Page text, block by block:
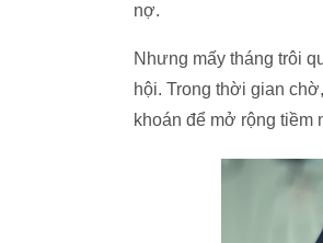
nợ.
Nhưng mấy tháng trôi
hội. Trong thời gian
khoán để mở rộng tiềm